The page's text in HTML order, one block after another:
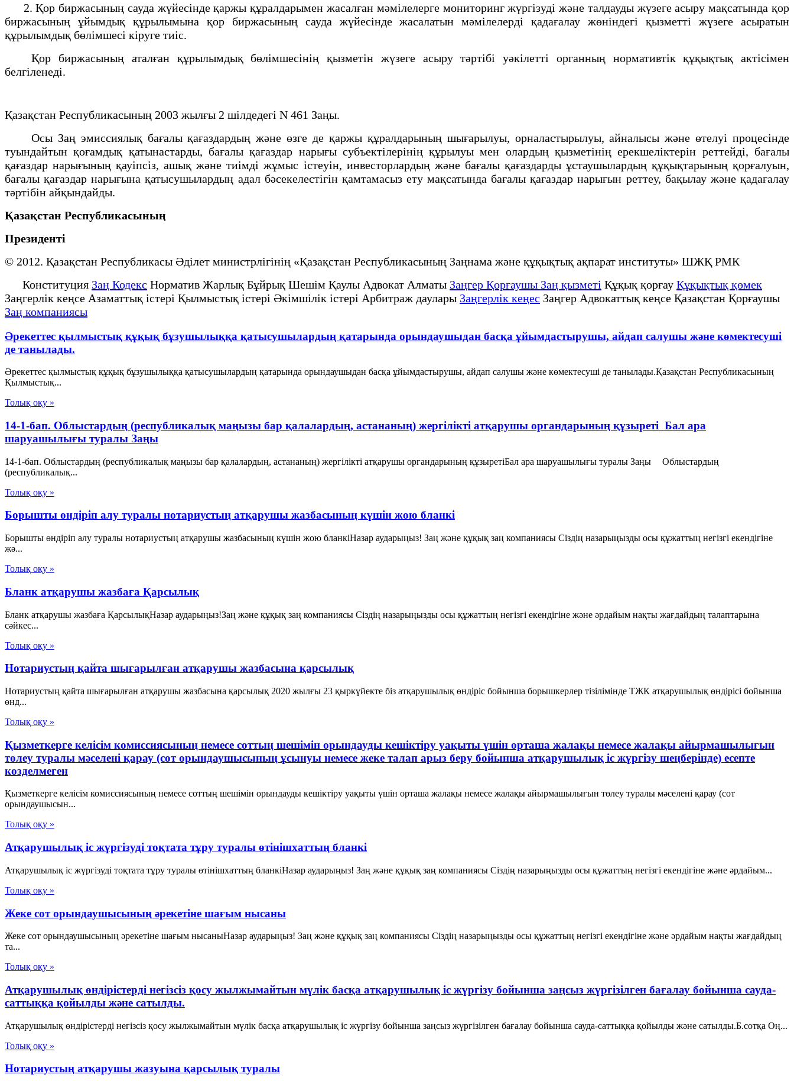
2. Қор биржасының сауда жүйесінде қаржы құралдарымен жасалған мәмілелерге мониторинг жүргізуді және талдауды жүзеге асыру мақсатында қор
биржасының ұйымдық құрылымына қор биржасының сауда жүйесiнде жасалатын мәмiлелердi қадағалау жөнiндегi қызметтi жүзеге асыратын
құрылымдық бөлiмшесi кiруге тиіс.
Қор биржасының аталған құрылымдық бөлiмшесiнiң қызметiн жүзеге асыру тәртiбi уәкiлеттi органның нормативтiк құқықтық актiсiмен
белгiленедi.
Қазақстан Республикасының 2003 жылғы 2 шілдедегі N 461 Заңы.
Осы Заң эмиссиялық бағалы қағаздардың және өзге де қаржы құралдарының шығарылуы, орналастырылуы, айналысы және өтелуi процесiнде
туындайтын қоғамдық қатынастарды, бағалы қағаздар нарығы субъектiлерiнiң құрылуы мен олардың қызметiнің ерекшелiктерiн реттейдi, бағалы
қағаздар нарығының қауiпсiз, ашық және тиiмдi жұмыс iстеуiн, инвесторлардың және бағалы қағаздарды ұстаушылардың құқықтарының қорғалуын,
бағалы қағаздар нарығына қатысушылардың адал бәсекелестігін қамтамасыз ету мақсатында бағалы қағаздар нарығын реттеу, бақылау және қадағалау
тәртiбiн айқындайды.
Қазақстан Республикасының
Президенті
© 2012. Қазақстан Республикасы Әділет министрлігінің «Қазақстан Республикасының Заңнама және құқықтық ақпарат институты» ШЖҚ РМК
Конституция Заң Кодекс Норматив Жарлық Бұйрық Шешім Қаулы Адвокат Алматы Заңгер Қорғаушы Заң қызметі Құқық қорғау Құқықтық қөмек
Заңгерлік кеңсе Азаматтық істері Қылмыстық істері Әкімшілік істері Арбитраж даулары Заңгерлік кеңес Заңгер Адвокаттық кеңсе Қазақстан Қорғаушы
Заң компаниясы
Әрекеттес қылмыстық құқық бұзушылыққа қатысушылардың қатарында орындаушыдан басқа ұйымдастырушы, айдап салушы және көмектесуші
де танылады.
Әрекеттес қылмыстық құқық бұзушылыққа қатысушылардың қатарында орындаушыдан басқа ұйымдастырушы, айдап салушы және көмектесуші де танылады.Қазақстан Республикасының
Қылмыстық...
Толық оқу »
14-1-бап. Облыстардың (республикалық маңызы бар қалалардың, астананың) жергілікті атқарушы органдарының құзыреті Бал ара
шаруашылығы туралы Заңы
14-1-бап. Облыстардың (республикалық маңызы бар қалалардың, астананың) жергілікті атқарушы органдарының құзыретіБал ара шаруашылығы туралы Заңы Облыстардың
(республикалық...
Толық оқу »
Борышты өндіріп алу туралы нотариустың атқарушы жазбасының күшін жою бланкі
Борышты өндіріп алу туралы нотариустың атқарушы жазбасының күшін жою бланкіНазар аударыңыз! Заң және құқық заң компаниясы Сіздің назарыңызды осы құжаттың негізгі екендігіне
жә...
Толық оқу »
Бланк атқарушы жазбаға Қарсылық
Бланк атқарушы жазбаға ҚарсылықНазар аударыңыз!Заң және құқық заң компаниясы Сіздің назарыңызды осы құжаттың негізгі екендігіне және әрдайым нақты жағдайдың талаптарына
сәйкес...
Толық оқу »
Нотариустың қайта шығарылған атқарушы жазбасына қарсылық
Нотариустың қайта шығарылған атқарушы жазбасына қарсылық 2020 жылғы 23 қыркүйекте біз атқарушылық өндіріс бойынша борышкерлер тізілімінде ТЖК атқарушылық өндірісі бойынша
өнд...
Толық оқу »
Қызметкерге келісім комиссиясының немесе соттың шешімін орындауды кешіктіру уақыты үшін орташа жалақы немесе жалақы айырмашылығын
төлеу туралы мәселені қарау (сот орындаушысының ұсынуы немесе жеке талап арыз беру бойынша атқарушылық іс жүргізу шеңберінде) есепте
көзделмеген
Қызметкерге келісім комиссиясының немесе соттың шешімін орындауды кешіктіру уақыты үшін орташа жалақы немесе жалақы айырмашылығын төлеу туралы мәселені қарау (сот
орындаушысын...
Толық оқу »
Атқарушылық іс жүргізуді тоқтата тұру туралы өтінішхаттың бланкі
Атқарушылық іс жүргізуді тоқтата тұру туралы өтінішхаттың бланкіНазар аударыңыз! Заң және құқық заң компаниясы Сіздің назарыңызды осы құжаттың негізгі екендігіне және әрдайым...
Толық оқу »
Жеке сот орындаушысының әрекетіне шағым нысаны
Жеке сот орындаушысының әрекетіне шағым нысаныНазар аударыңыз! Заң және құқық заң компаниясы Сіздің назарыңызды осы құжаттың негізгі екендігіне және әрдайым нақты жағдайдың
та...
Толық оқу »
Атқарушылық өндірістерді негізсіз қосу жылжымайтын мүлік басқа атқарушылық іс жүргізу бойынша заңсыз жүргізілген бағалау бойынша сауда-
саттыққа қойылды және сатылды.
Атқарушылық өндірістерді негізсіз қосу жылжымайтын мүлік басқа атқарушылық іс жүргізу бойынша заңсыз жүргізілген бағалау бойынша сауда-саттыққа қойылды және сатылды.Б.сотқа Оң...
Толық оқу »
Нотариустың атқарушы жазуына қарсылық туралы